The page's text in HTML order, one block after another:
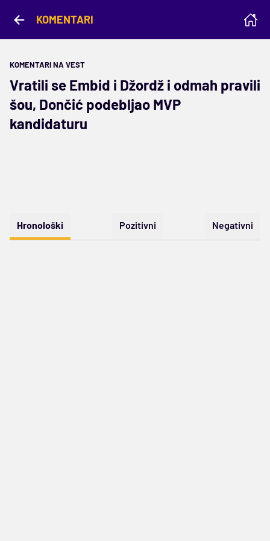
KOMENTARI
KOMENTARI NA VEST
Vratili se Embid i Džordž i odmah pravili
šou, Dončić podebljao MVP
kandidaturu
Hronološki Pozitivni Negativni